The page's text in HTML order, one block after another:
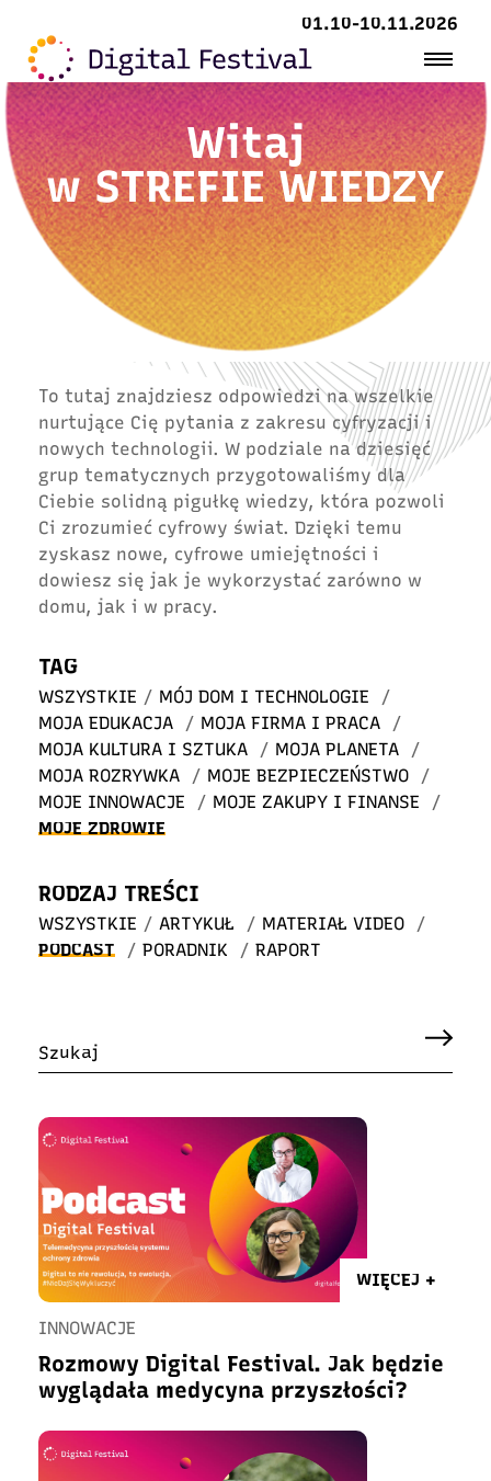
01.10-10.11.2026
Witaj
wSTREFIE WIEDZY
To tutaj znajdziesz odpowiedzi na wszelkie
nurtujące Cię pytania z zakresu cyfryzacji i
nowych technologii. W podziale na dziesięć
grup tematycznych przygotowaliśmy dla
Ciebie solidną pigułkę wiedzy, która pozwoli
Ci zrozumieć cyfrowy świat. Dzięki temu
zyskasz nowe, cyfrowe umiejętności i
dowiesz się jak je wykorzystać zarówno w
domu, jak i w pracy.
TAG
WSZYSTKIE / MÓJ DOM I TECHNOLOGIE
/
MOJA EDUKACJA
/ MOJA FIRMA I PRACA
/
MOJA KULTURA I SZTUKA
/ MOJA PLANETA
/
MOJA ROZRYWKA
/ MOJE BEZPIECZEŃSTWO
/
MOJE INNOWACJE
/ MOJE ZAKUPY I FINANSE
/
MOJE ZDROWIE
RODZAJ TREŚCI
WSZYSTKIE / ARTYKUŁ / MATERIAŁ VIDEO
/
PODCAST
/ PORADNIK / RAPORT
WIĘCEJ +
INNOWACJE
Rozmowy Digital Festival. Jak będzie
wyglądała medycyna przyszłości?